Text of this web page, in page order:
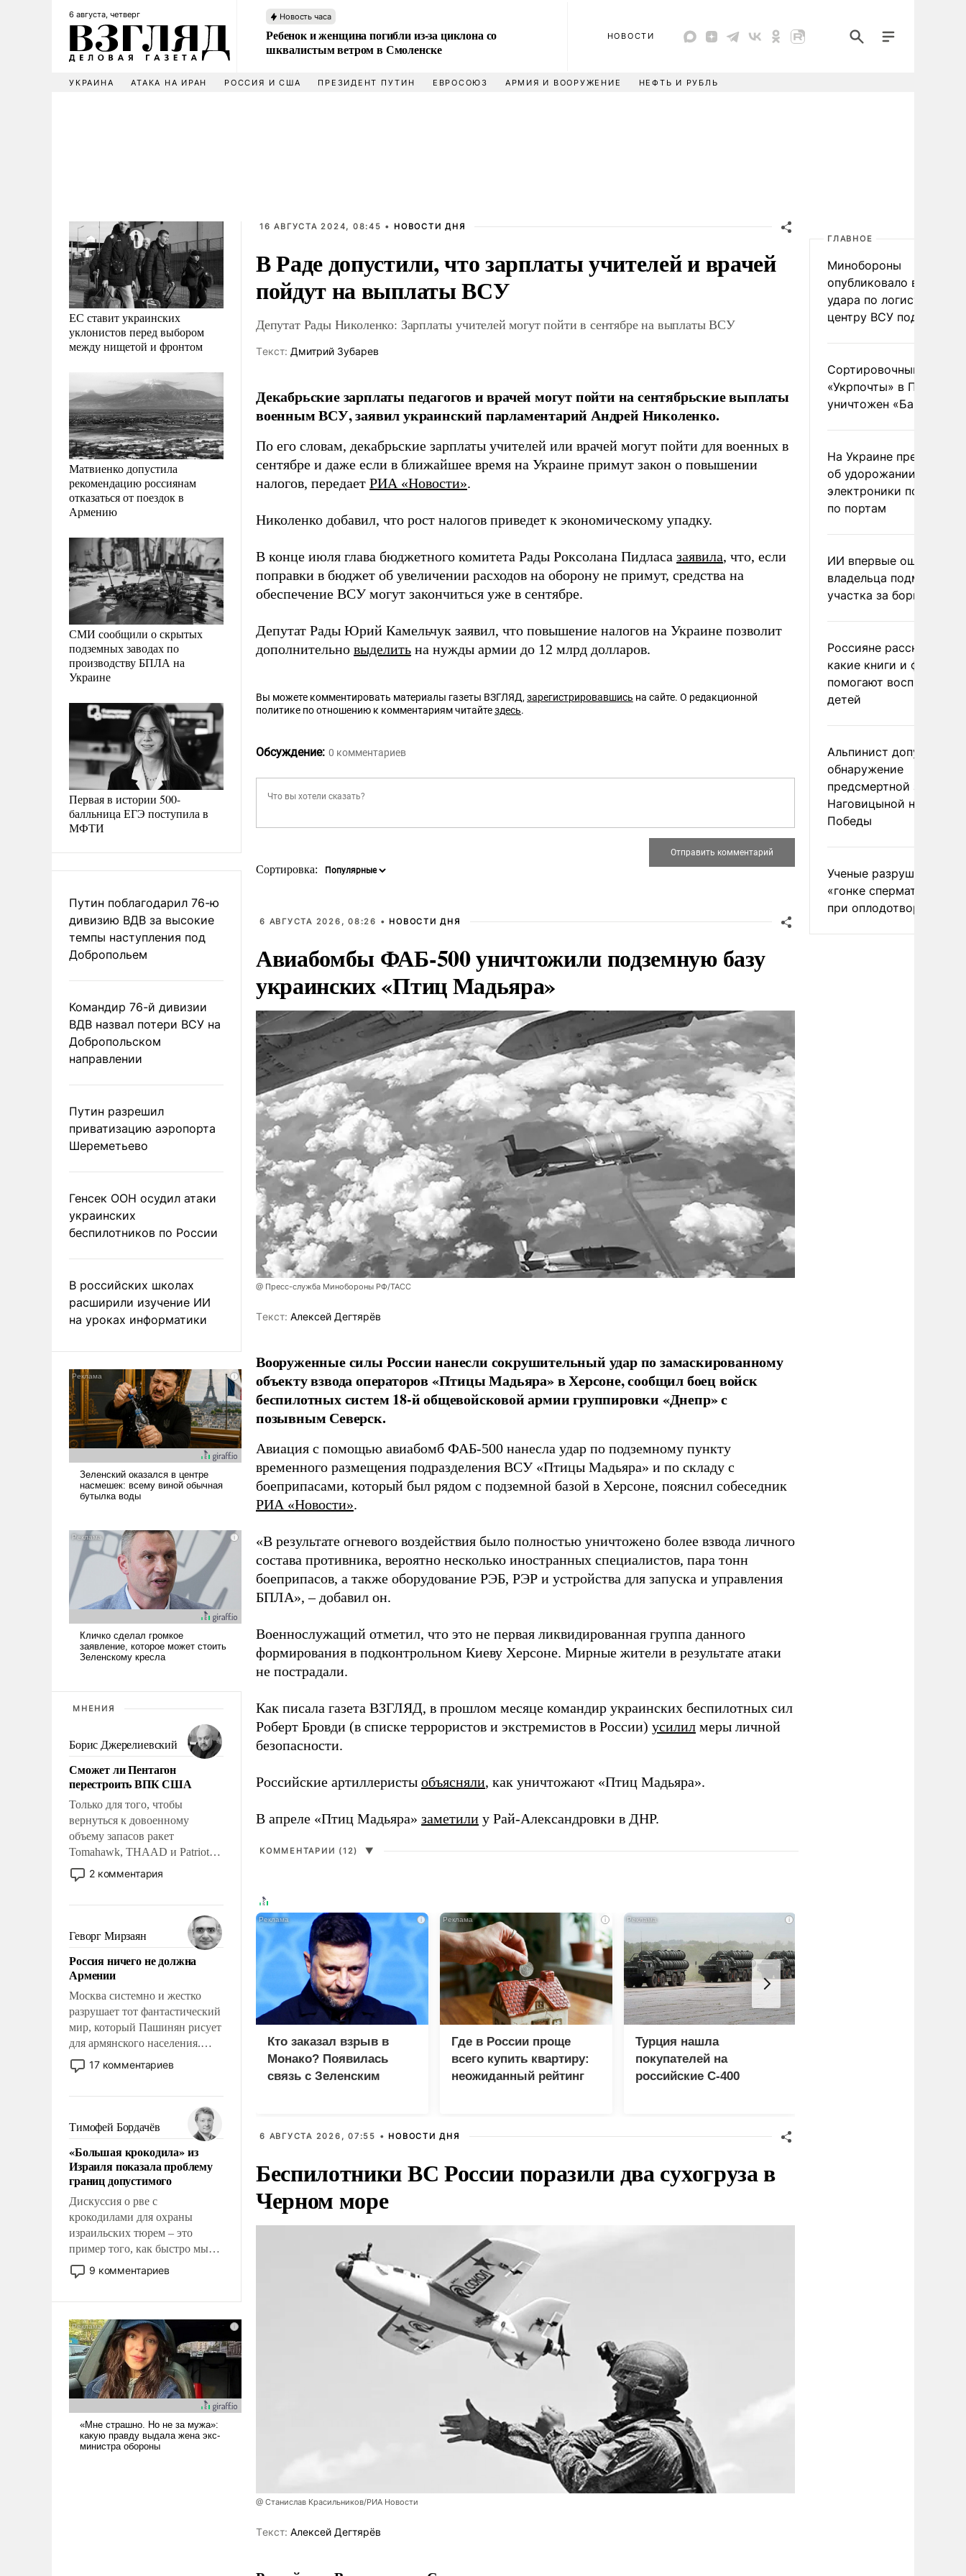
6 августа, четверг Новость часа
Ребенок и женщина погибли из-за циклона со
шквалистым ветром в Смоленске
НОВОСТИ
УКРАИНА АТАКА НА ИРАН РОССИЯ И США ПРЕЗИДЕНТ ПУТИН ЕВРОСОЮЗ АРМИЯ И ВООРУЖЕНИЕ НЕФТЬ И РУБЛЬ
ЕС ставит украинских
уклонистов перед выбором
между нищетой и фронтом
Матвиенко допустила
рекомендацию россиянам
отказаться от поездок в
Армению
СМИ сообщили о скрытых
подземных заводах по
производству БПЛА на
Украине
Первая в истории 500-
балльница ЕГЭ поступила в
МФТИ
Путин поблагодарил 76-ю
дивизию ВДВ за высокие
темпы наступления под
Добропольем
Командир 76-й дивизии
ВДВ назвал потери ВСУ на
Добропольском
направлении
Путин разрешил
приватизацию аэропорта
Шереметьево
Генсек ООН осудил атаки
украинских
беспилотников по России
В российских школах
расширили изучение ИИ
на уроках информатики
МНЕНИЯ
Борис Джерелиевский
Сможет ли Пентагон
перестроить ВПК США
Только для того, чтобы
вернуться к довоенному
объему запасов ракет
Tomahawk, THAAD и Patriot
США потребуется более трех
лет. Даже небольшая война с
Сложившаяся ситуация
означает многолетний период
уязвимости США, например,
перед Китаем.
2 комментария
Геворг Мирзаян
Россия ничего не должна
Армении
Москва системно и жестко
разрушает тот фантастический
мир, который Пашинян рисует
для армянского населения.
Мир, где политические
прожекты будут безусловно
налогоплательщиков и где
Еревану за свои поступки не
нужно отвечать.
17 комментариев
Тимофей Бордачёв
«Большая крокодила» из
Израиля показала проблему
границ допустимого
Дискуссия о рве с
крокодилами для охраны
израильских тюрем – это
пример того, как быстро мы
двигаемся по пути
революционных изменений.
псевдонаучной фантастики,
стало всерьез обсуждаемой
идеей.
9 комментариев
16 АВГУСТА 2024, 08:45 • НОВОСТИ ДНЯ
В Раде допустили, что зарплаты учителей и врачей
пойдут на выплаты ВСУ
Депутат Рады Николенко: Зарплаты учителей могут пойти в сентябре на выплаты ВСУ
Tекст: Дмитрий Зубарев
Декабрьские зарплаты педагогов и врачей могут пойти на сентябрьские выплаты
военным ВСУ, заявил украинский парламентарий Андрей Николенко.
По его словам, декабрьские зарплаты учителей или врачей могут пойти для военных в
сентябре и даже если в ближайшее время на Украине примут закон о повышении
налогов, передает РИА «Новости».
Николенко добавил, что рост налогов приведет к экономическому упадку.
В конце июля глава бюджетного комитета Рады Роксолана Пидласа заявила, что, если
поправки в бюджет об увеличении расходов на оборону не примут, средства на
обеспечение ВСУ могут закончиться уже в сентябре.
Депутат Рады Юрий Камельчук заявил, что повышение налогов на Украине позволит
дополнительно выделить на нужды армии до 12 млрд долларов.
Вы можете комментировать материалы газеты ВЗГЛЯД, зарегистрировавшись на сайте. О редакционной
политике по отношению к комментариям читайтездесь.
Обсуждение: 0 комментариев
Сортировка:
6 АВГУСТА 2026, 08:26 • НОВОСТИ ДНЯ
Авиабомбы ФАБ-500 уничтожили подземную базу
украинских «Птиц Мадьяра»
@ Пресс-служба Минобороны РФ/ТАСС
Tекст: Алексей Дегтярёв
Вооруженные силы России нанесли сокрушительный удар по замаскированному
объекту взвода операторов «Птицы Мадьяра» в Херсоне, сообщил боец войск
беспилотных систем 18-й общевойсковой армии группировки «Днепр» с
позывным Северск.
Авиация с помощью авиабомб ФАБ-500 нанесла удар по подземному пункту
временного размещения подразделения ВСУ «Птицы Мадьяра» и по складу с
боеприпасами, который был рядом с подземной базой в Херсоне, пояснил собеседник
РИА «Новости».
«В результате огневого воздействия было полностью уничтожено более взвода личного
состава противника, вероятно несколько иностранных специалистов, пара тонн
боеприпасов, а также оборудование РЭБ, РЭР и устройства для запуска и управления
БПЛА», – добавил он.
Военнослужащий отметил, что это не первая ликвидированная группа данного
формирования в подконтрольном Киеву Херсоне. Мирные жители в результате атаки
не пострадали.
Как писала газета ВЗГЛЯД, в прошлом месяце командир украинских беспилотных сил
Роберт Бровди (в списке террористов и экстремистов в России) усилил меры личной
безопасности.
Российские артиллеристы объясняли, как уничтожают «Птиц Мадьяра».
В апреле «Птиц Мадьяра» заметили у Рай-Александровки в ДНР.
КОММЕНТАРИИ (12) ▼
i
Кто заказал взрыв в
Монако? Появилась
связь с Зеленским
i
Где в России проще
всего купить квартиру:
неожиданный рейтинг
i
Турция нашла
покупателей на
российские C-400
6 АВГУСТА 2026, 07:55 • НОВОСТИ ДНЯ
Беспилотники ВС России поразили два сухогруза в
Черном море
@ Станислав Красильников/РИА Новости
Tекст: Алексей Дегтярёв
ГЛАВНОЕ
Минобороны
опубликовало видео
удара по
центру ВСУ под Киевом
Сортировочный пункт
«Укрпочты» в
уничтожен
На Украине
об удорожании
электроники после
по портам
ИИ впервые
владельца
участка за борщевик
Россияне рассказали,
какие книги и фильмы
помогают воспитывать
детей
Альпинист допустил
обнаружение
предсмертной записки
Наговицыной на пике
Победы
Ученые разрушили миф
«гонке
при оплодотворении